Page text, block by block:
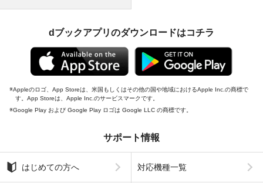
dブックアプリのダウンロードはコチラ
Appleのロゴ、App Storeは、米国もしくはその他の国や地域におけるApple Inc.の商標で
す。App Storeは、Apple Inc.のサービスマークです。
Google Play および Google Play ロゴは Google LLC の商標です。
サポート情報
はじめての方へ 対応機種一覧